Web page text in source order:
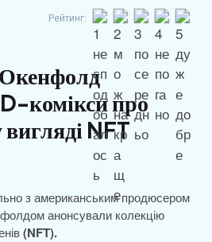
Рейтинг:
комікси про
NFT
з американським продюсером
анонсували колекцію
(NFT).